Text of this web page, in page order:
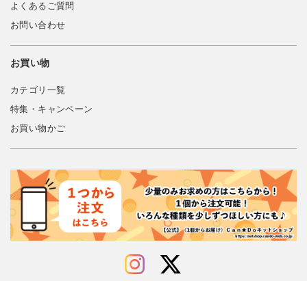
よくあるご質問
お問い合わせ
お買い物
カテゴリ一覧
特集・キャンペーン
お買い物かご